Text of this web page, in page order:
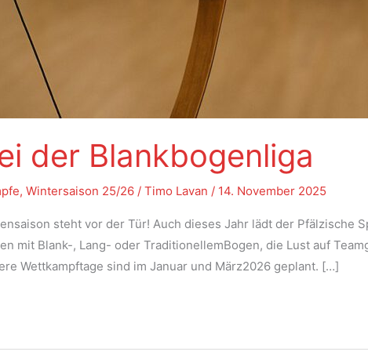
der Blankbogenliga
, Wintersaison 25/26 / Timo Lavan / 14. November 2025
steht vor der Tür! Auch dieses Jahr lädt der Pfälzische
mit Blank-, Lang- oder TraditionellemBogen, die Lust auf
Wettkampftage sind im Januar und März2026 geplant. […]